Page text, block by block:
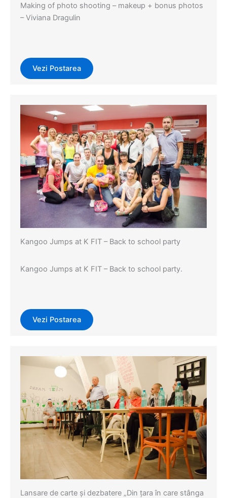
Evenimente,Events
Making of photo shooting – makeup + bonus photos
– Viviana Dragulin
Vezi Postarea
Kangoo Jumps at K FIT – Back to school party
Evenimente,Events
Kangoo Jumps at K FIT – Back to school party.
Vezi Postarea
Lansare de carte şi dezbatere „Din ţara în care stânga